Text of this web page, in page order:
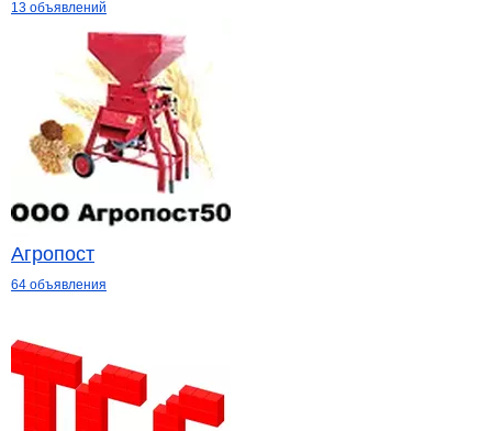
13 объявлений
Агропост
64 объявления